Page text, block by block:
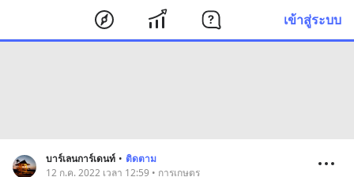
เข้าสู่ระบบ
บาร์เลนการ์เดนท์ • ติดตาม
12 ก.ค. 2022 เวลา 12:59 • การเกษตร